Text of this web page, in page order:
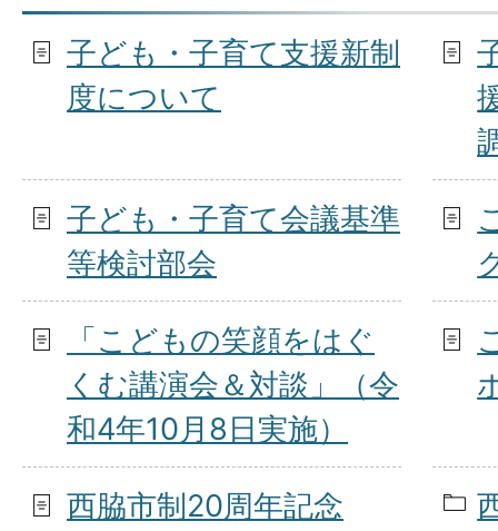
子ども・子育て支援新制
度について
子ども・子育て会議基準
等検討部会
「こどもの笑顔をはぐ
くむ講演会＆対談」（令
和4年10月8日実施）
西脇市制20周年記念